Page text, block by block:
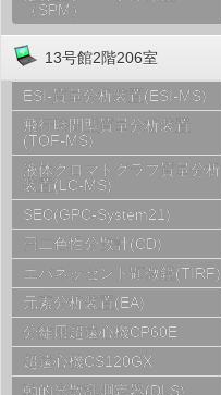
（SPM）
13号館2階206室
ESI-質量分析装置(ESI-MS)
飛行時間型質量分析装置
(TOF-MS)
液体クロマトグラフ質量分析
装置(LC-MS)
SEC(GPC-System21)
円二色性分散計(CD)
エバネッセント顕微鏡(TIRF)
元素分析装置(EA)
分離用超遠心機CP60E
超遠心機CS120GX
動的光散乱測定器(DLS)